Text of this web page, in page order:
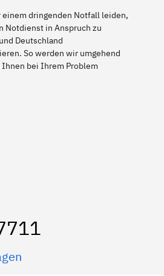
einem dringenden Notfall leiden,
Notdienst in Anspruch zu
Deutschland
So werden wir umgehend
bei Ihrem Problem